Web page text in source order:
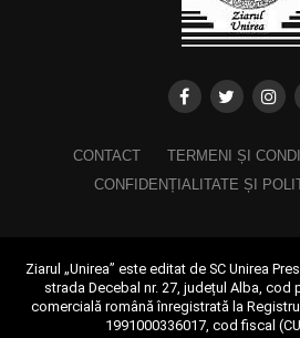
CONTACT
TERMENI ȘI
CONFIDENȚIALITATE ȘI
Ziarul „Unirea” este editat de SC Unirea
strada Decebal nr. 27, județul Alba,
comercială română înregistrată la
1991000336017, cod fiscal